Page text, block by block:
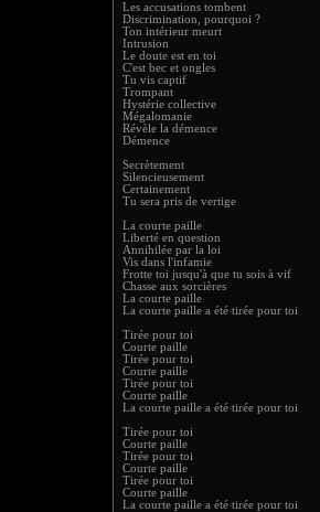
Les accusations tombent
Discrimination, pourquoi ?
Ton intérieur meurt
Intrusion
Le doute est en toi
C'est bec et ongles
Tu vis captif
Trompant
Hystérie collective
Mégalomanie
Révèle la démence
Démence
Secrètement
Silencieusement
Certainement
Tu sera pris de vertige
La courte paille
Liberté en question
Annihilée par la loi
Vis dans l'infamie
Frotte toi jusqu'à que tu sois à vif
Chasse aux sorcières
La courte paille
La courte paille a été tirée pour toi
Tirée pour toi
Courte paille
Tirée pour toi
Courte paille
Tirée pour toi
Courte paille
La courte paille a été tirée pour toi
Tirée pour toi
Courte paille
Tirée pour toi
Courte paille
Tirée pour toi
Courte paille
La courte paille a été tirée pour toi